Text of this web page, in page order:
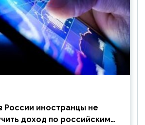
иностранцы не
доход по российским